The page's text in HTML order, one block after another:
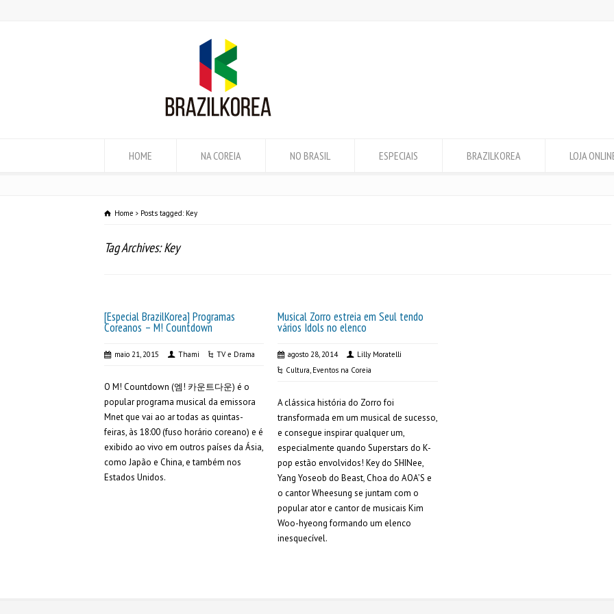
HOME NA COREIA NO BRASIL ESPECIAIS BRAZILKOREA LOJA
Home Posts tagged: Key
Tag Archives: Key
[Especial BrazilKorea] Programas
Coreanos – M! Countdown
maio 21, 2015 Thami TV e Drama
O M! Countdown (엠! 카운트다운) é o
popular programa musical da emissora
Mnet que vai ao ar todas as quintas-
feiras, às 18:00 (fuso horário coreano) e é
exibido ao vivo em outros países da Ásia,
como Japão e China, e também nos
Estados Unidos.
Musical Zorro estreia em Seul tendo
vários Idols no elenco
agosto 28, 2014
Lilly Moratelli
Cultura, Eventos na Coreia
A clássica história do Zorro foi
transformada em um musical de sucesso,
e consegue inspirar qualquer um,
especialmente quando Superstars do K-
pop estão envolvidos! Key do SHINee,
Yang Yoseob do Beast, Choa do AOA’S e
o cantor Wheesung se juntam com o
popular ator e cantor de musicais Kim
Woo-hyeong formando um elenco
inesquecível.